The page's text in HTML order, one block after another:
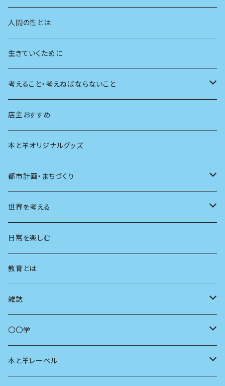
学校
動物
植物
天体
生物
人間の性とは
生きていくために
考えること・考えねばならないこと
創元社 シリーズ「あいだで考える」
店主おすすめ
本と羊オリジナルグッズ
都市計画・まちづくり
都市
地方
まちづくり
コミュニティ
商いとは
世界を考える
思想
日常を楽しむ
教育とは
雑誌
母の友
ユリイカ
〇〇学
動物
本と羊レーベル